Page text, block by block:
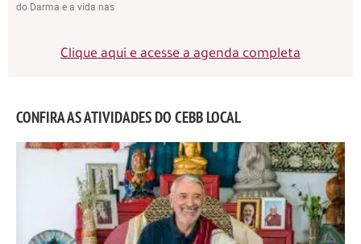
do Darma e a vida nas
Clique aqui e acesse a agenda completa
CONFIRA AS ATIVIDADES DO CEBB LOCAL